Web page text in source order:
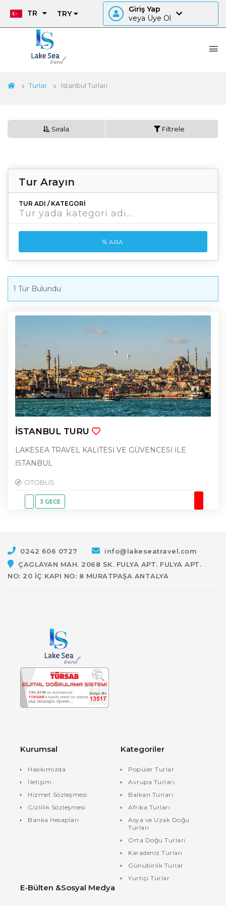
TR TRY
Giriş Yap
veya Üye Ol
Turlar İstanbul Turları
Sırala Filtrele
Tur Arayın
TUR ADI / KATEGORI
ARA
1 Tur Bulundu
İSTANBUL TURU
LAKESEA TRAVEL KALİTESİ VE GÜVENCESİ İLE
İSTANBUL
OTOBÜS
3 GECE
0242 606 0727
info@lakeseatravel.com
ÇAGLAYAN MAH. 2068 SK. FULYA APT. FULYA APT.
NO: 20 İÇ KAPI NO: 8 MURATPAŞA ANTALYA
Kurumsal
Hakkımızda
İletişim
Hizmet Sözleşmesi
Gizlilik Sözleşmesi
Banka Hesapları
Kategoriler
Popüler Turlar
Avrupa Turları
Balkan Turları
Afrika Turları
Asya ve Uzak Doğu
Turları
Orta Doğu Turları
Karadeniz Turları
Günübirlik Turlar
Yurtiçi Turlar
E-Bülten &Sosyal Medya